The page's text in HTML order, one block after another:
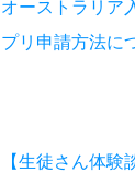
オーストラリア
プリ申請方法に
【生徒さん体験